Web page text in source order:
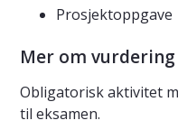
Prosjektoppgave
Mer om vurdering
Obligatorisk aktivitet
til eksamen.